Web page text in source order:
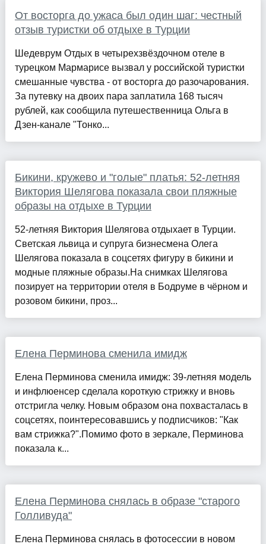
От восторга до ужаса был один шаг: честный
отзыв туристки об отдыхе в Турции
Шедеврум Отдых в четырехзвёздочном отеле в
турецком Мармарисе вызвал у российской туристки
смешанные чувства - от восторга до разочарования.
За путевку на двоих пара заплатила 168 тысяч
рублей, как сообщила путешественница Ольга в
Дзен-канале "Тонко...
Бикини, кружево и "голые" платья: 52-летняя
Виктория Шелягова показала свои пляжные
образы на отдыхе в Турции
52-летняя Виктория Шелягова отдыхает в Турции.
Светская львица и супруга бизнесмена Олега
Шелягова показала в соцсетях фигуру в бикини и
модные пляжные образы.На снимках Шелягова
позирует на территории отеля в Бодруме в чёрном и
розовом бикини, проз...
Елена Перминова сменила имидж
Елена Перминова сменила имидж: 39-летняя модель
и инфлюенсер сделала короткую стрижку и вновь
отстригла челку. Новым образом она похвасталась в
соцсетях, поинтересовавшись у подписчиков: "Как
вам стрижка?".Помимо фото в зеркале, Перминова
показала к...
Елена Перминова снялась в образе "старого
Голливуда"
Елена Перминова снялась в фотосессии в новом